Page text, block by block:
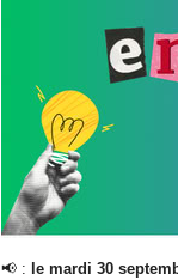
📢 : le mardi 30